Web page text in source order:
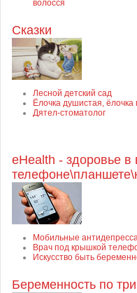
волосся
Сказки
Лесной детский сад
Ёлочка душистая,
Дятел-стоматолог
eHealth - здоровье
Мобильные
Врач под крышкой
Искусство быть
Беременность по